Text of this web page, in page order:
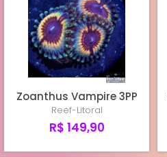
Zoanthus Vampire 3PP
Reef-Litoral
R$ 149,90